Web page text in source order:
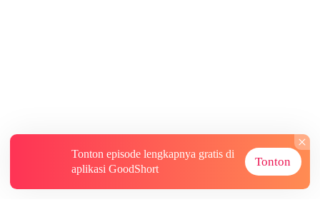
Tonton episode lengkapnya gratis di
aplikasi GoodShort
Tonton